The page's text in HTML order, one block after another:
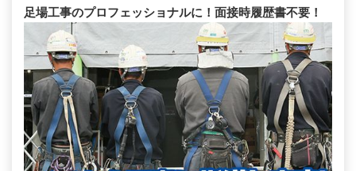
足場工事のプロフェッショナルに！面接時履歴書不要！